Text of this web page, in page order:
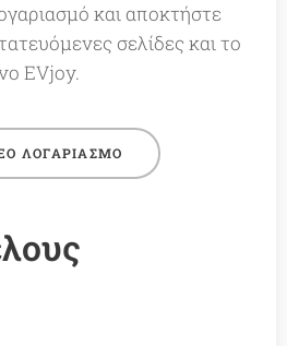
και αποκτήστε
σελίδες και το
EVjoy.
ΛΟΓΑΡΙΑΣΜΌ